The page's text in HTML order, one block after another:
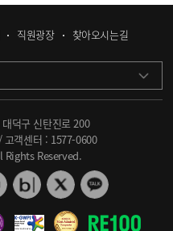
직원광장 찾아오시는길
덕구 신탄진로 200
/ 고객센터 : 1577-0600
Reserved.